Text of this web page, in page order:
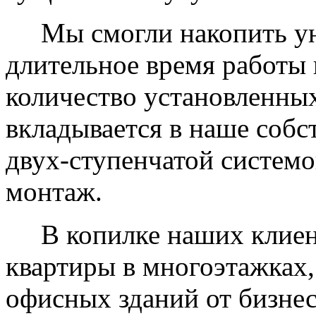
Мы смогли накопить
длительное время
количество
вкладывается в наше
двух-ступенчатой
монтаж.
В копилке наших
квартиры в
офисных зданий от